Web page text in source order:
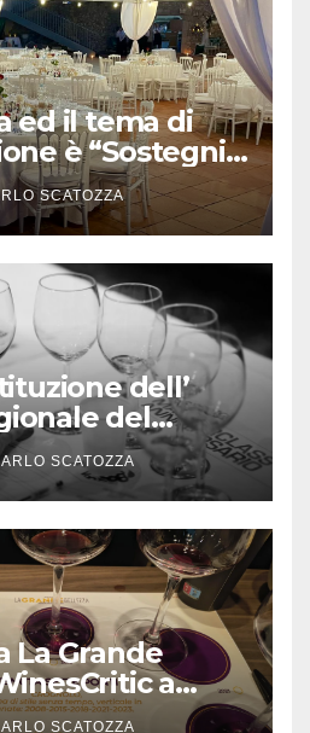
di
per le
SCATOZZA
dell’
del
l’annuncio del
SCATOZZA
La Grande
a
bello e non
SCATOZZA